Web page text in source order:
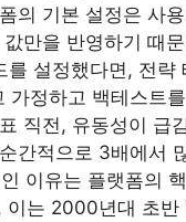
의 기본 설정은 사
만을 반영하기 때
설정했다면, 전략
정하고 백테스트
직전, 유동성이 급
간적으로 3배에서
이유는 플랫폼의
이는 2000년대 초반